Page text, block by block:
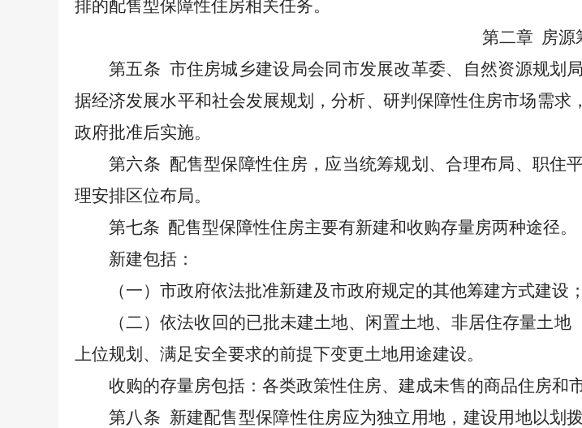
排的配售型保障性住房相关任务。
第二章 房源
第五条 市住房城乡建设局会同市发展改革委、自然资源规划 局
据经济发展水平和社会发展规划，分析、研判保障性住房市场需求
政府批准后实施。
第六条 配售型保障性住房，应当统筹规划、合理布局、职住
理安排区位布局。
第七条 配售型保障性住房主要有新建和收购存量房两种途径。
新建包括：
（一）市政府依法批准新建及市政府规定的其他筹建方式建设；
（二）依法收回的已批未建土地、闲置土地、非居住存量土
上位规划、满足安全要求的前提下变更土地用途建设。
收购的存量房包括：各类政策性住房、建成未售的商品住房和
第八条 新建配售型保障性住房应为独立用地，建设用地以划